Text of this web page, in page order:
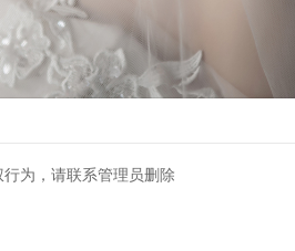
行为，请联系管理员删除